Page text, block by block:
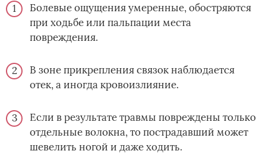
Болевые ощущения умеренные, обостряются
при ходьбе или пальпации места
повреждения.
В зоне прикрепления связок наблюдается
отек, а иногда кровоизлияние.
Если в результате травмы повреждены только
отдельные волокна, то пострадавший может
шевелить ногой и даже ходить.